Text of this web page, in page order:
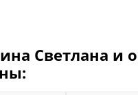
Светлана и